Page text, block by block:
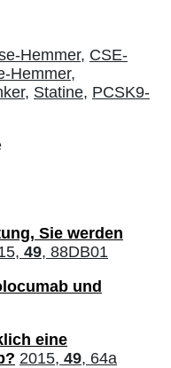
Hemmer, CSE-
Hemmer,
Statine, PCSK9-
Sie werden
49, 88DB01
und
eine
2015, 49, 64a